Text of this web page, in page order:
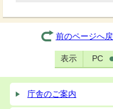
前のページへ
表示 PC
庁舎のご案内